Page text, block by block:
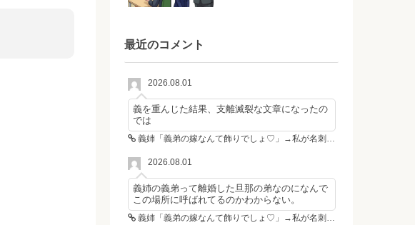
最近のコメント
2026.08.01
義を重んじた結果、支離滅裂な文章になったの
では
義姉「義弟の嫁なんて飾りでしょ♡」→私が名刺を置いた瞬間、不倫相手が青ざめた
2026.08.01
義姉の義弟って離婚した旦那の弟なのになんで
この場所に呼ばれてるのかわからない。
義姉「義弟の嫁なんて飾りでしょ♡」→私が名刺を置いた瞬間、不倫相手が青ざめた